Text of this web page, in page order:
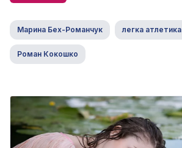
Марина Бех-Романчук легка атлетика
Роман Кокошко